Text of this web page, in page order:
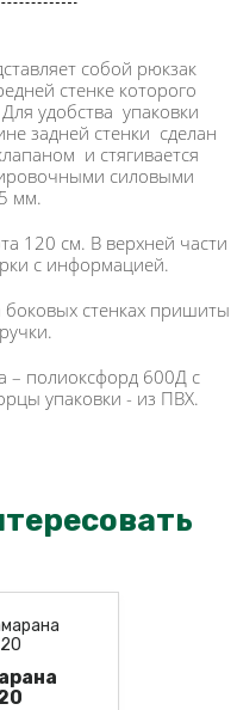
собой рюкзак
стенке которого
удобства упаковки
задней стенки сделан
и стягивается
силовыми
мм.
120 см. В верхней части
с информацией.
боковых стенках пришиты
– полиоксфорд 600Д с
упаковки - из ПВХ.